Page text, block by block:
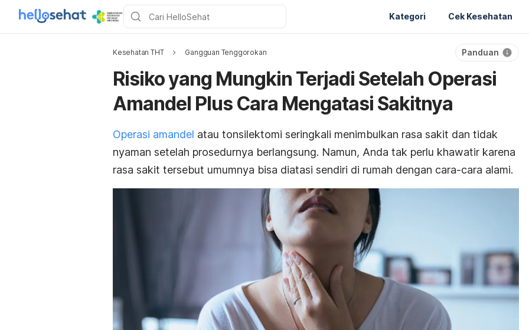
Kategori Cek Kesehatan
Kesehatan THT Gangguan Tenggorokan Panduan
Risiko yang Mungkin Terjadi Setelah Operasi
Amandel Plus Cara Mengatasi Sakitnya
Operasi amandel atau tonsilektomi seringkali menimbulkan rasa sakit dan tidak
nyaman setelah prosedurnya berlangsung. Namun, Anda tak perlu khawatir karena
rasa sakit tersebut umumnya bisa diatasi sendiri di rumah dengan cara-cara alami.